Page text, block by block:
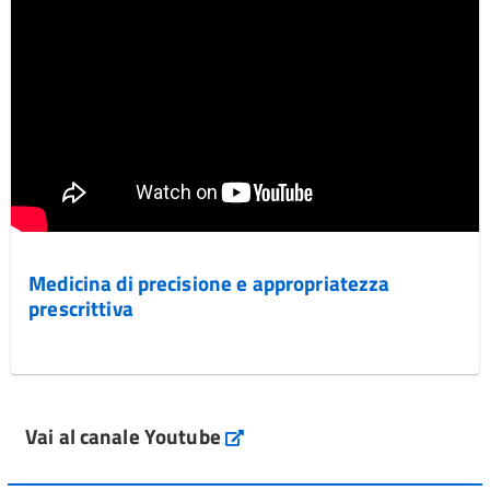
Medicina di precisione e appropriatezza
prescrittiva
Vai al canale Youtube